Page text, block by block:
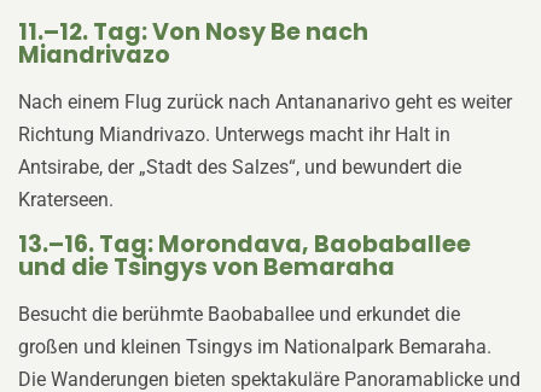
11.–12. Tag: Von Nosy Be nach
Miandrivazo
Nach einem Flug zurück nach Antananarivo geht es weiter
Richtung Miandrivazo. Unterwegs macht ihr Halt in
Antsirabe, der „Stadt des Salzes“, und bewundert die
Kraterseen.
13.–16. Tag: Morondava, Baobaballee
und die Tsingys von Bemaraha
Besucht die berühmte Baobaballee und erkundet die
großen und kleinen Tsingys im Nationalpark Bemaraha.
Die Wanderungen bieten spektakuläre Panoramablicke und